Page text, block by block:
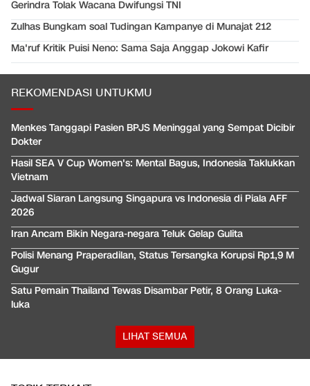
Gerindra Tolak Wacana Dwifungsi TNI
Zulhas Bungkam soal Tudingan Kampanye di Munajat 212
Ma'ruf Kritik Puisi Neno: Sama Saja Anggap Jokowi Kafir
REKOMENDASI UNTUKMU
Menkes Tanggapi Pasien BPJS Meninggal yang Sempat Dicibir
Dokter
Hasil SEA V Cup Women's: Mental Bagus, Indonesia Taklukkan
Vietnam
Jadwal Siaran Langsung Singapura vs Indonesia di Piala AFF
2026
Iran Ancam Bikin Negara-negara Teluk Gelap Gulita
Polisi Menang Praperadilan, Status Tersangka Korupsi Rp1,9 M
Gugur
Satu Pemain Thailand Tewas Disambar Petir, 8 Orang Luka-
luka
LIHAT SEMUA